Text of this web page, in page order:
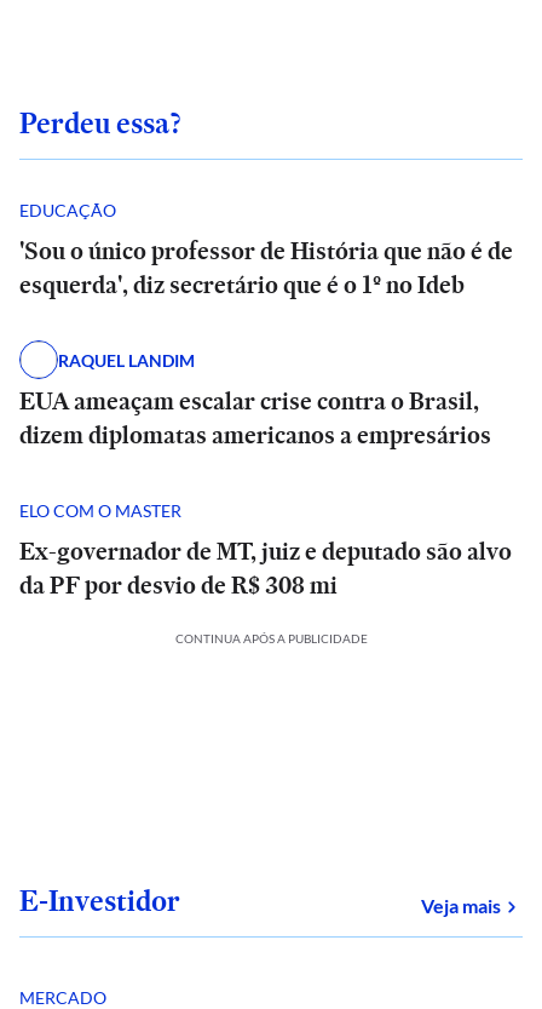
Perdeu essa?
EDUCAÇÃO
'Sou o único professor de História que não é de
esquerda', diz secretário que é o 1º no Ideb
RAQUEL LANDIM
EUA ameaçam escalar crise contra o Brasil,
dizem diplomatas americanos a empresários
ELO COM O MASTER
Ex-governador de MT, juiz e deputado são alvo
da PF por desvio de R$ 308 mi
CONTINUA APÓS A PUBLICIDADE
E-Investidor Veja mais
MERCADO